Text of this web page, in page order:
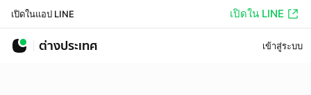
เปิดในแอป LINE เปิดใน LINE
ต่างประเทศ เข้าสู่ระบบ